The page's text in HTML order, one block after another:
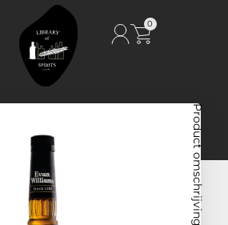
0
Product omschrijving